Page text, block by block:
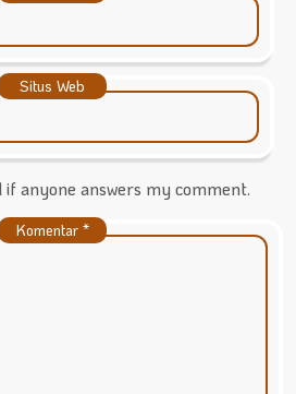
Situs Web
anyone answers my comment.
Komentar *